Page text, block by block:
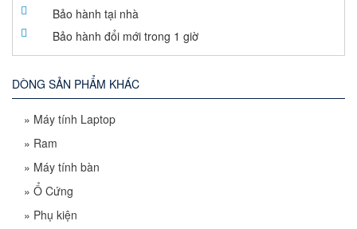
Bảo hành tại nhà
Bảo hành đổi mới trong 1 giờ
DÒNG SẢN PHẨM KHÁC
» Máy tính Laptop
» Ram
» Máy tính bàn
» Ổ Cứng
» Phụ kiện